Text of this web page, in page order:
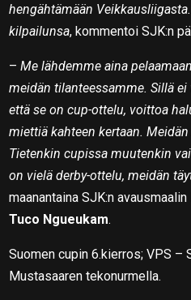
hengähtämään
kilpailunsa, kommentoi SJK:n
–Me lähdemme aina
meidän tilanteessamme. Sillä
että se on cup-ottelu, voittoa
miettiä kahteen kertaan.
Tietenkin cupissa muutenkin
on vielä derby-ottelu, meidän
maanantaina SJK:n
Tuco Ngueukam.
Suomen cupin 6.kierros; VPS –
Mustasaaren tekonurmella.